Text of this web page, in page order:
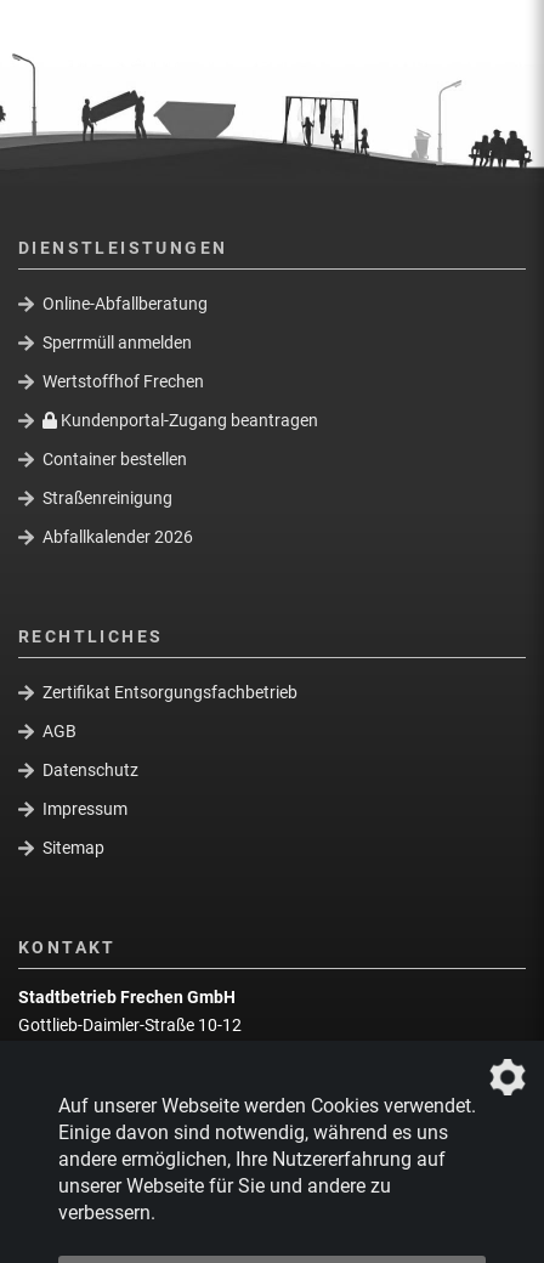
DIENSTLEISTUNGEN
Online-Abfallberatung
Sperrmüll anmelden
Wertstoffhof Frechen
Kundenportal-Zugang beantragen
Container bestellen
Straßenreinigung
Abfallkalender 2026
RECHTLICHES
Zertifikat Entsorgungsfachbetrieb
AGB
Datenschutz
Impressum
Sitemap
KONTAKT
Stadtbetrieb Frechen GmbH
Gottlieb-Daimler-Straße 10-12
Zentrale:02234 9217-0
Abfallberatung:02234 9217-17
Auf unserer Webseite werden Cookies verwendet.
Einige davon sind notwendig, während es uns
andere ermöglichen, Ihre Nutzererfahrung auf
unserer Webseite für Sie und andere zu
verbessern.